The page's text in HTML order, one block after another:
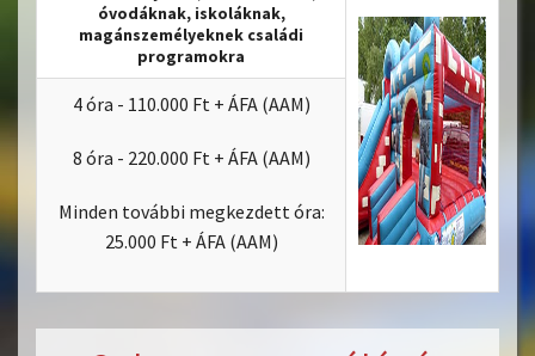
óvodáknak, iskoláknak,
magánszemélyeknek családi
programokra
4 óra - 110.000 Ft + ÁFA (AAM)
8 óra - 220.000 Ft + ÁFA (AAM)
Minden további megkezdett óra:
25.000 Ft + ÁFA (AAM)